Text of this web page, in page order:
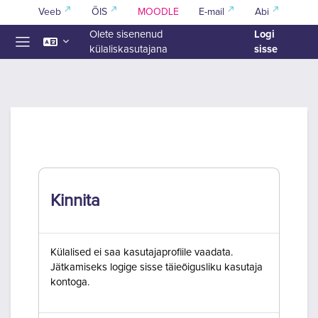
Jäta vahele peasisuni
Veeb ÕIS MOODLE E-mail Abi
Olete sisenenud
külaliskasutajana
Logi
sisse
Kinnita
Külalised ei saa kasutajaprofiile vaadata.
Jätkamiseks logige sisse täieõigusliku kasutaja
kontoga.